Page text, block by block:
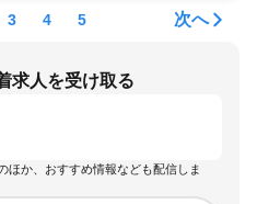
3 4 5 次へ
求人を受け取る
ほか、おすすめ情報なども配信しま